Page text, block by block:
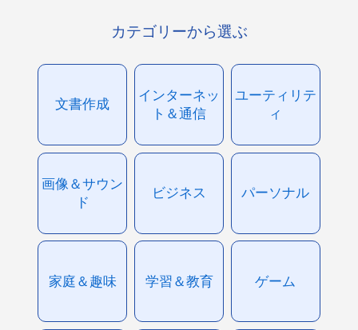
カテゴリーから選ぶ
文書作成
インターネッ
ト＆通信
ユーティリテ
ィ
画像＆サウン
ド
ビジネス パーソナル
家庭＆趣味 学習＆教育 ゲーム